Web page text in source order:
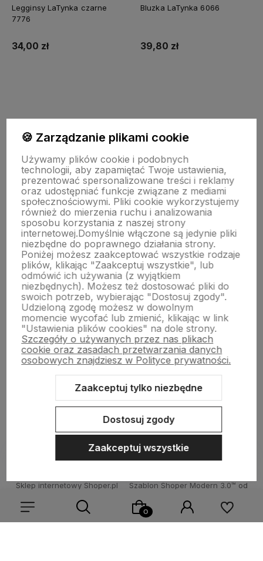
Legginsy LaTynka czarne
7776
34,00 zł
Bluzka LaTynka 6066
39,80 zł
Zapisz się na nasz biuletyn – Wpisz adres e-mail
polityce prywatności
O nas
Pomoc
Sklep internetowy Shoper.pl Szablon Shoper Modern 3.0™ od
🍪 Zarządzanie plikami cookie
Używamy plików cookie i podobnych
technologii, aby zapamiętać Twoje ustawienia,
prezentować spersonalizowane treści i reklamy
oraz udostępniać funkcje związane z mediami
społecznościowymi. Pliki cookie wykorzystujemy
również do mierzenia ruchu i analizowania
sposobu korzystania z naszej strony
internetowej.Domyślnie włączone są jedynie pliki
niezbędne do poprawnego działania strony.
Poniżej możesz zaakceptować wszystkie rodzaje
plików, klikając "Zaakceptuj wszystkie", lub
odmówić ich używania (z wyjątkiem
niezbędnych). Możesz też dostosować pliki do
swoich potrzeb, wybierając "Dostosuj zgody".
Udzieloną zgodę możesz w dowolnym
momencie wycofać lub zmienić, klikając w link
"Ustawienia plików cookies" na dole strony.
Szczegóły o używanych przez nas plikach
cookie oraz zasadach przetwarzania danych
osobowych znajdziesz w Polityce prywatności.
Zaakceptuj tylko niezbędne
Dostosuj zgody
Zaakceptuj wszystkie